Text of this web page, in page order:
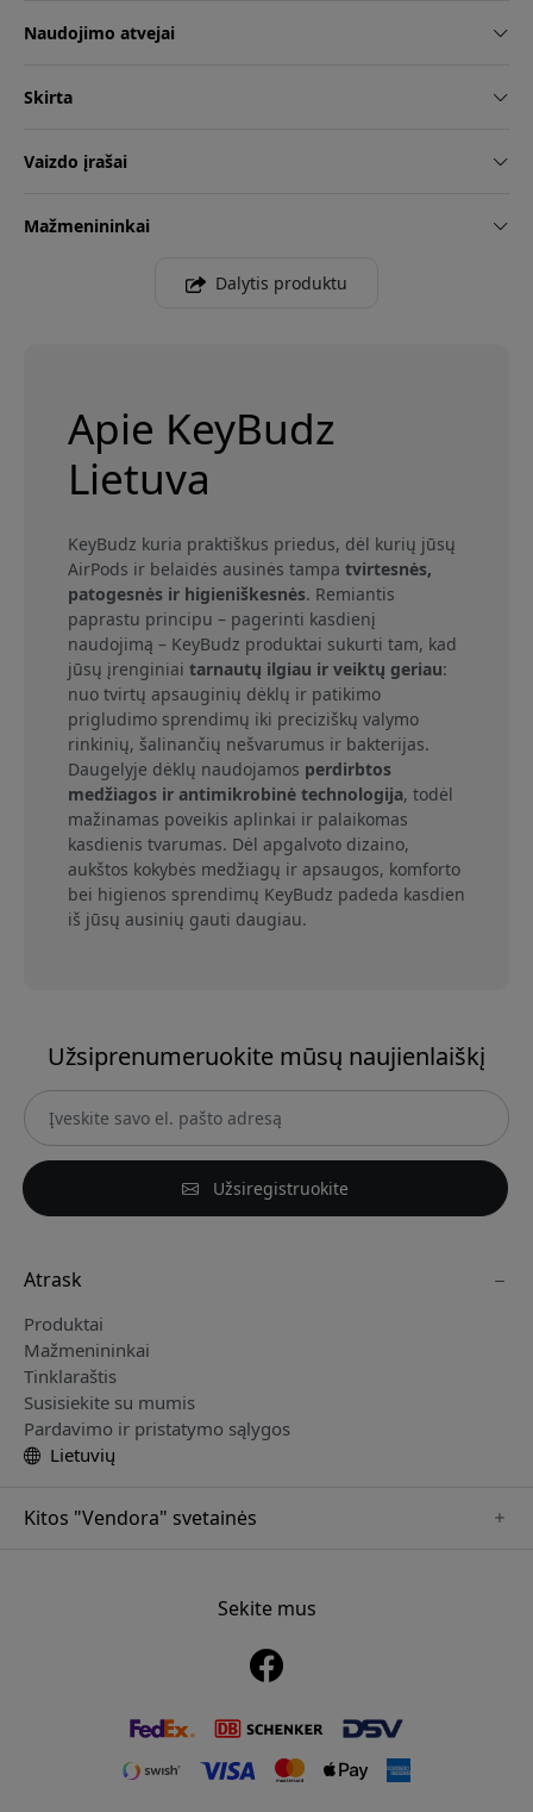
Naudojimo atvejai
Skirta
Vaizdo įrašai
Mažmenininkai
Dalytis produktu
Apie KeyBudz
Lietuva
KeyBudz kuria praktiškus priedus, dėl kurių jūsų
AirPods ir belaidės ausinės tampa tvirtesnės,
patogesnės ir higieniškesnės. Remiantis
paprastu principu – pagerinti kasdienį
naudojimą – KeyBudz produktai sukurti tam, kad
jūsų įrenginiai tarnautų ilgiau ir veiktų geriau:
nuo tvirtų apsauginių dėklų ir patikimo
prigludimo sprendimų iki preciziškų valymo
rinkinių, šalinančių nešvarumus ir bakterijas.
Daugelyje dėklų naudojamos perdirbtos
medžiagos ir antimikrobinė technologija, todėl
mažinamas poveikis aplinkai ir palaikomas
kasdienis tvarumas. Dėl apgalvoto dizaino,
aukštos kokybės medžiagų ir apsaugos, komforto
bei higienos sprendimų KeyBudz padeda kasdien
iš jūsų ausinių gauti daugiau.
Užsiprenumeruokite mūsų naujienlaiškį
Užsiregistruokite
Atrask
Produktai
Mažmenininkai
Tinklaraštis
Susisiekite su mumis
Pardavimo ir pristatymo sąlygos
Lietuvių
Kitos "Vendora" svetainės
www.myfirst.se
Sekite mus